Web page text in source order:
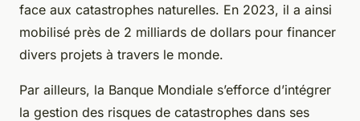
face aux catastrophes naturelles. En 2023, il a ainsi
mobilisé près de 2 milliards de dollars pour financer
divers projets à travers le monde.
Par ailleurs, la Banque Mondiale s’efforce d’intégrer
la gestion des risques de catastrophes dans ses